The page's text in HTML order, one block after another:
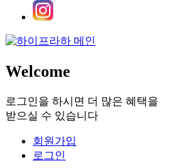
Welcome
로그인을 하시면 더 많은 혜택을
받으실 수 있습니다
회원가입
로그인